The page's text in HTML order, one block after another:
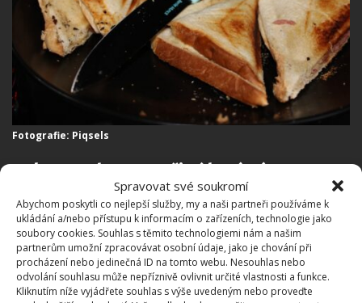
Spravovat své soukromí
Abychom poskytli co nejlepší služby, my a naši partneři používáme k
ukládání a/nebo přístupu k informacím o zařízeních, technologie jako
soubory cookies. Souhlas s těmito technologiemi nám a našim
partnerům umožní zpracovávat osobní údaje, jako je chování při
procházení nebo jedinečná ID na tomto webu. Nesouhlas nebo
odvolání souhlasu může nepříznivě ovlivnit určité vlastnosti a funkce.
Kliknutím níže vyjádřete souhlas s výše uvedeným nebo proveďte
Fotografie: Piqsels
Jak se vyhnout připálení sýru
Abyste příště zabránili vytečení sýru na zapékací
destičky, vložte do toustovače pečicí papír a až na
něj položte připravený toust.Pečicí papír by měl
zakrývat vrchní i spodní plochu toustovače. S
takto zakrytými zepékacími destičkami veškeré